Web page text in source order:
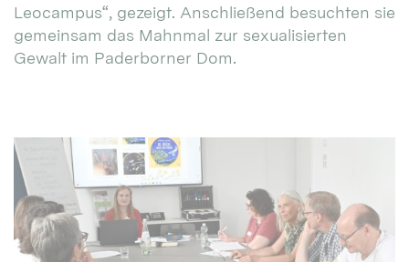
Leocampus“, gezeigt. Anschließend besuchten sie
gemeinsam das Mahnmal zur sexualisierten
Gewalt im Paderborner Dom.